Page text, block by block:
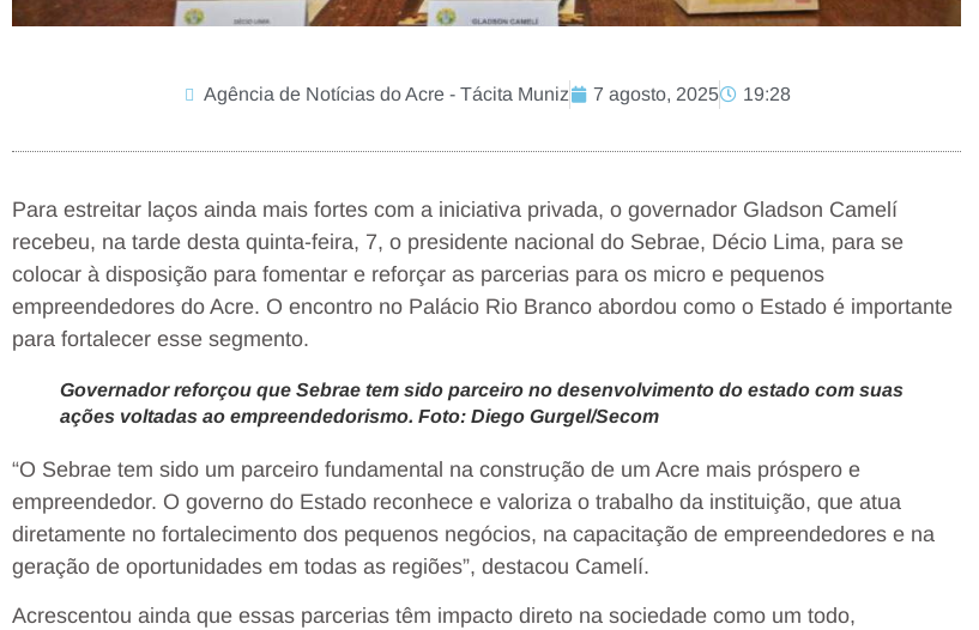
Agência de Notícias do Acre - Tácita Muniz 7 agosto, 2025 19:28
Para estreitar laços ainda mais fortes com a iniciativa privada, o governador Gladson Camelí
recebeu, na tarde desta quinta-feira, 7, o presidente nacional do Sebrae, Décio Lima, para se
colocar à disposição para fomentar e reforçar as parcerias para os micro e pequenos
empreendedores do Acre. O encontro no Palácio Rio Branco abordou como o Estado é importante
para fortalecer esse segmento.
Governador reforçou que Sebrae tem sido parceiro no desenvolvimento do estado com suas
ações voltadas ao empreendedorismo. Foto: Diego Gurgel/Secom
“O Sebrae tem sido um parceiro fundamental na construção de um Acre mais próspero e
empreendedor. O governo do Estado reconhece e valoriza o trabalho da instituição, que atua
diretamente no fortalecimento dos pequenos negócios, na capacitação de empreendedores e na
geração de oportunidades em todas as regiões”, destacou Camelí.
Acrescentou ainda que essas parcerias têm impacto direto na sociedade como um todo,